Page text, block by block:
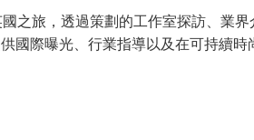
之旅，透過策劃的工作室探訪、業
際曝光、行業指導以及在可持續時